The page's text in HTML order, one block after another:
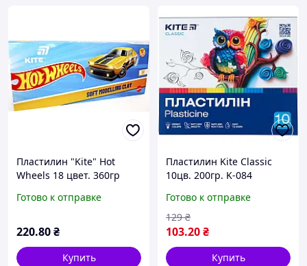
Пластилин "Kite" Hot
Wheels 18 цвет. 360гр
Готово к отправке
220.80₴
Купить
Пластилин Kite Classic
10цв. 200гр. K-084
Готово к отправке
103.20₴
129 ₴
Купить